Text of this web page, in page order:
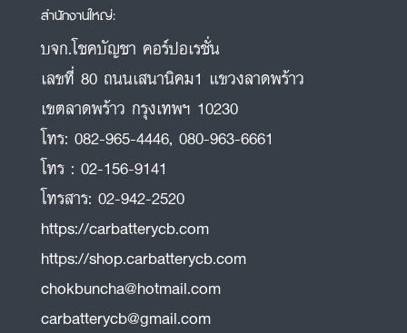
สำนักงานใหญ่:
บจก.โชคบัญชา คอร์ปอเรชั่น
เลขที่ 80 ถนนเสนานิคม1 แขวงลาดพร้าว
เขตลาดพร้าว กรุงเทพฯ 10230
โทร: 082-965-4446, 080-963-6661
โทร : 02-156-9141
โทรสาร: 02-942-2520
https://carbatterycb.com
https://shop.carbatterycb.com
chokbuncha@hotmail.com
carbatterycb@gmail.com